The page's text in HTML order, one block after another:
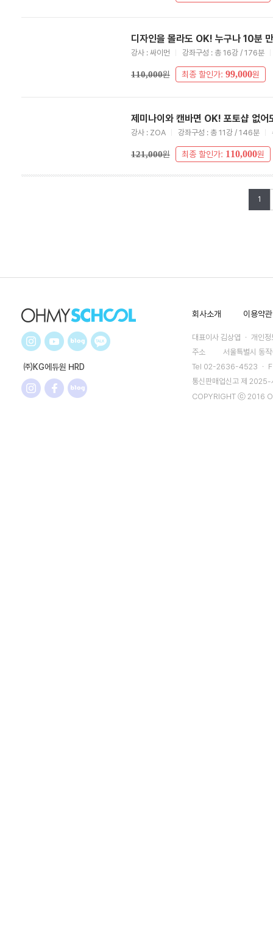
디자인을 몰라도 OK! 누구나 10분
강사 : 싸이먼 강좌구성 : 총 16강 / 176분
110,000원 최종 할인가: 99,000원
제미나이와 캔바면 OK! 포토샵 없어
강사 : ZOA 강좌구성 : 총 11강 / 146분
121,000원 최종 할인가: 110,000원
1
㈜KG에듀원 HRD
회사소개 이용약관
대표이사 김상엽 ㆍ 개인
주소
서울특별시 동
Tel 02-2636-4523 ㆍ
통신판매업신고 제
COPYRIGHT ⓒ 2016